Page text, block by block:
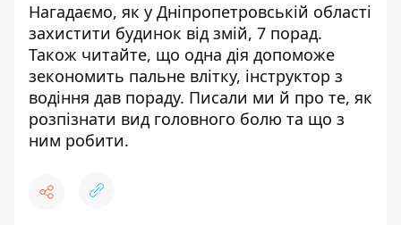
Нагадаємо, як у Дніпропетровській області
захистити будинок від змій, 7 порад.
Також читайте, що одна дія допоможе
зекономить пальне влітку, інструктор з
водіння дав пораду. Писали ми й про те, як
розпізнати вид головного болю та що з
ним робити.